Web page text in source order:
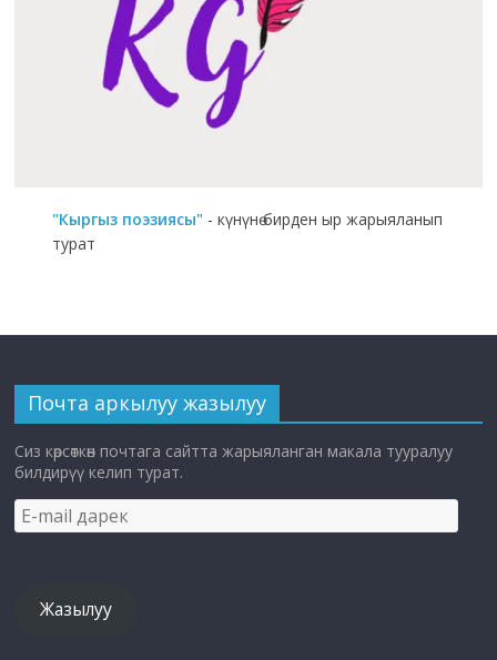
"Кыргыз поэзиясы" - күнүнө бирден ыр жарыяланып
турат
Почта аркылуу жазылуу
Сиз көрсөткөн почтага сайтта жарыяланган макала тууралуу
билдирүү келип турат.
E-
mail
Жазылуу